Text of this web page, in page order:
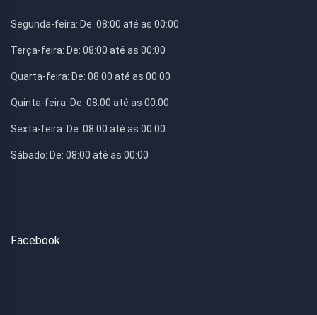
Segunda-feira: De: 08:00 até as 00:00
Terça-feira: De: 08:00 até as 00:00
Quarta-feira: De: 08:00 até as 00:00
Quinta-feira: De: 08:00 até as 00:00
Sexta-feira: De: 08:00 até as 00:00
Sábado: De: 08:00 até as 00:00
Facebook